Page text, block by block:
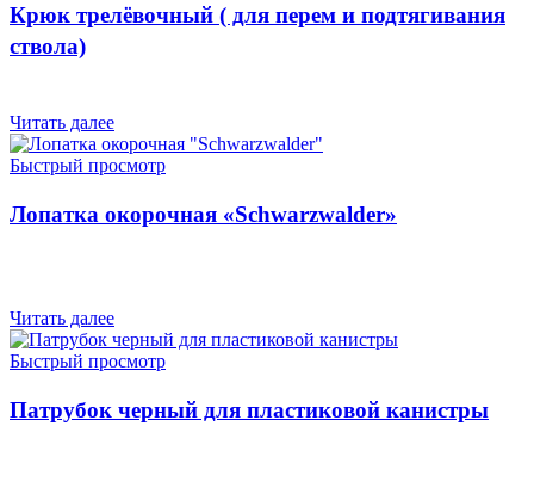
Крюк трелёвочный ( для перем и подтягивания
ствола)
Читать далее
Быстрый просмотр
Лопатка окорочная «Schwarzwalder»
Читать далее
Быстрый просмотр
Патрубок черный для пластиковой канистры